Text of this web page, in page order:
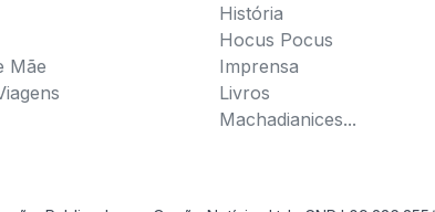
Mãe
História
Hocus Pocus
Imprensa
Livros
Machadianices...